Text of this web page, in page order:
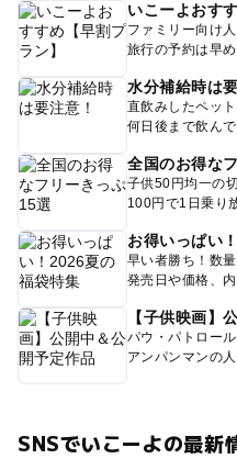
いこーよおす
ファミリー向け
旅行の予約は早
水分補給時は
直飲みしたペット
何日後まで飲ん
全国のお得な
子供50円均一の
100円で1日乗り
お得いっぱい
早い者勝ち！数
発売日や価格、
【子供映画】
パウ・パトロー
アンパンマンの
SNSでいこーよの最新